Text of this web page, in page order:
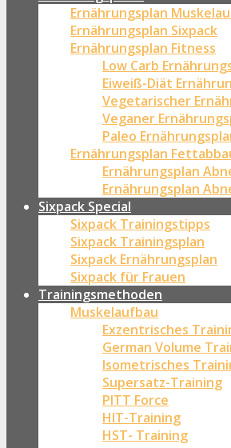
Ernährungsplan
Ernährungsplan Sixpack
Ernährungsplan Fitness
Low Carb
Eiweiß-Diät
Vegetarischer
Veganer
Paleo
Ernährungsplan
Ernährungsplan
Ernährungsplan
Sixpack Special
Sixpack Trainingstipps
Sixpack Trainingsplan
Sixpack Ernährungsplan
Sixpack für Frauen
Trainingsmethoden
Muskelaufbau
Exzentrisches
German Volume
Isometrisches
Supersatz-Training
PITT Force
HIT-Training
HST- Training